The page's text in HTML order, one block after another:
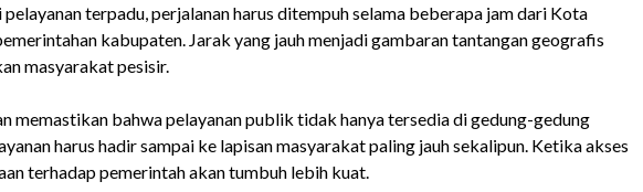
terpadu, perjalanan harus ditempuh selama beberapa jam dari Kota
kabupaten. Jarak yang jauh menjadi gambaran tantangan geografis
masyarakat pesisir.
memastikan bahwa pelayanan publik tidak hanya tersedia di gedung-gedung
harus hadir sampai ke lapisan masyarakat paling jauh sekalipun. Ketika akses
terhadap pemerintah akan tumbuh lebih kuat.